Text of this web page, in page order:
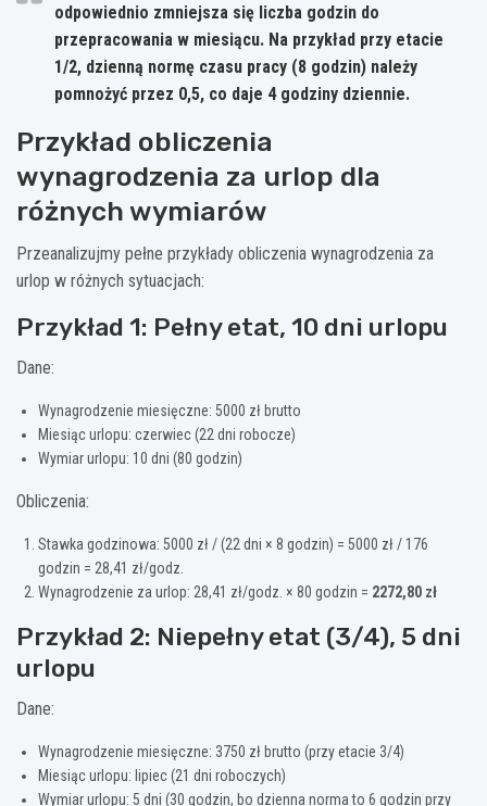
odpowiednio zmniejsza się liczba godzin do
przepracowania w miesiącu. Na przykład przy etacie
1/2, dzienną normę czasu pracy (8 godzin) należy
pomnożyć przez 0,5, co daje 4 godziny dziennie.
Przykład obliczenia
wynagrodzenia za urlop dla
różnych wymiarów
Przeanalizujmy pełne przykłady obliczenia wynagrodzenia za
urlop w różnych sytuacjach:
Przykład 1: Pełny etat, 10 dni urlopu
Dane:
Wynagrodzenie miesięczne: 5000 zł brutto
Miesiąc urlopu: czerwiec (22 dni robocze)
Wymiar urlopu: 10 dni (80 godzin)
Obliczenia:
Stawka godzinowa: 5000 zł / (22 dni × 8 godzin) = 5000 zł / 176
godzin = 28,41 zł/godz.
Wynagrodzenie za urlop: 28,41 zł/godz. × 80 godzin = 2272,80 zł
Przykład 2: Niepełny etat (3/4), 5 dni
urlopu
Dane:
Wynagrodzenie miesięczne: 3750 zł brutto (przy etacie 3/4)
Miesiąc urlopu: lipiec (21 dni roboczych)
Wymiar urlopu: 5 dni (30 godzin, bo dzienna norma to 6 godzin przy